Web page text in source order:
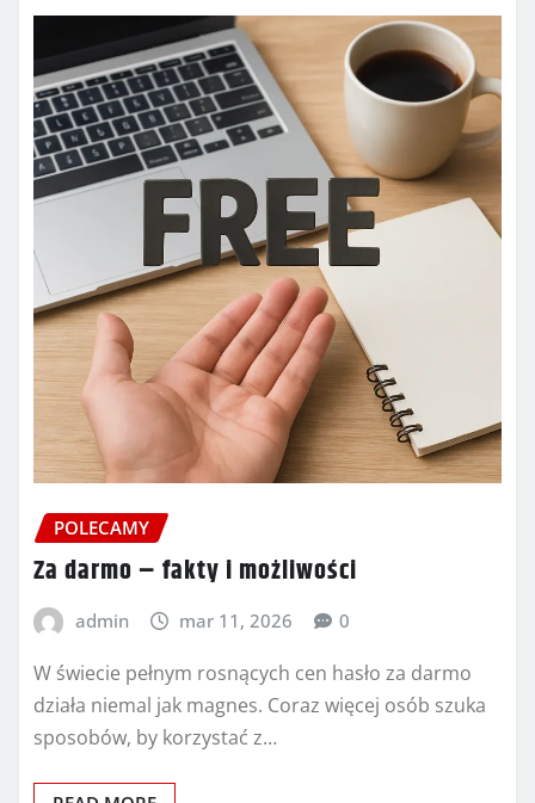
POLECAMY
Za darmo – fakty i możliwości
admin mar 11, 2026 0
W świecie pełnym rosnących cen hasło za darmo
działa niemal jak magnes. Coraz więcej osób szuka
sposobów, by korzystać z…